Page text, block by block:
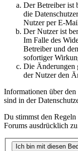
Der Betreiber ist
die
Nutzer per E-
Der Nutzer ist
Im Falle des
Betreiber und
sofortiger
Die Änderungen
der Nutzer den
Informationen über
sind in der
Du stimmst den
Forums ausdrücklich